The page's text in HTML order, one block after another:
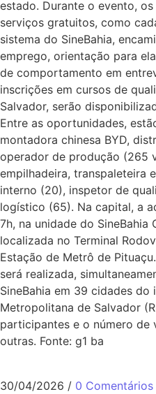
estado. Durante o evento,
serviços gratuitos, como
sistema do SineBahia,
emprego, orientação para
de comportamento em
inscrições em cursos de
Salvador, serão
Entre as oportunidades,
montadora chinesa BYD,
operador de produção (265
empilhadeira, transpaleteira
interno (20), inspetor de
logístico (65). Na capital, a
7h, na unidade do SineBahia
localizada no Terminal
Estação de Metrô de
será realizada,
SineBahia em 39 cidades do
Metropolitana de Salvador
participantes e o número de
outras. Fonte: g1 ba
30/04/2026 / 0 Comentários